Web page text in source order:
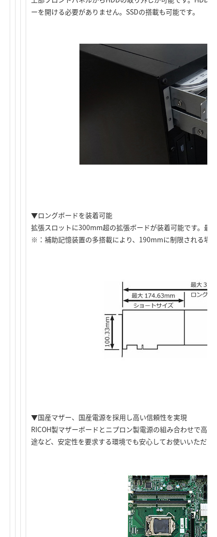
ーを開ける必要がありません。SSDの搭載も可能です。
▼ロングボードを装着可能
拡張スロットに300mm超の拡張ボードが装着可能です。最
※：補助記憶装置の多搭載により、190mmに制限される場
▼国産マザー、国産電源を採用し高い信頼性を実現
RICOH製マザーボードとニプロン製電源の組み合わせで高
途など、安定性を要求する環境でも安心してお使いいただけ